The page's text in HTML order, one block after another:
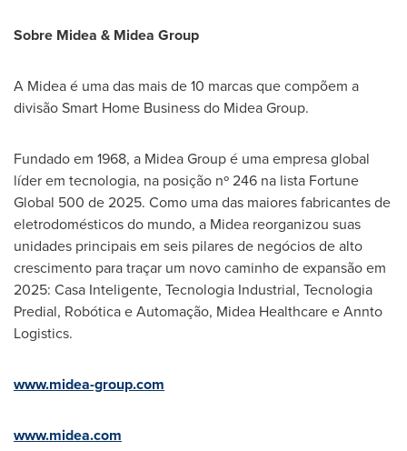
Sobre Midea & Midea Group
A Midea é uma das mais de 10 marcas que compõem a
divisão Smart Home Business do Midea Group.
Fundado em 1968, a Midea Group é uma empresa global
líder em tecnologia, na posição nº 246 na lista Fortune
Global 500 de 2025. Como uma das maiores fabricantes de
eletrodomésticos do mundo, a Midea reorganizou suas
unidades principais em seis pilares de negócios de alto
crescimento para traçar um novo caminho de expansão em
2025: Casa Inteligente, Tecnologia Industrial, Tecnologia
Predial, Robótica e Automação, Midea Healthcare e Annto
Logistics.
www.midea-group.com
www.midea.com